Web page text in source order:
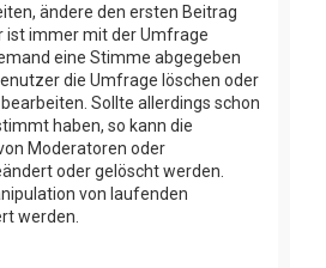
ändere den ersten Beitrag
ist immer mit der Umfrage
eine Stimme abgegeben
die Umfrage löschen oder
Sollte allerdings schon
haben, so kann die
Moderatoren oder
oder gelöscht werden.
von laufenden
werden.